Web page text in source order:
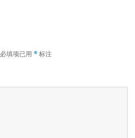
必填项已用 *标注